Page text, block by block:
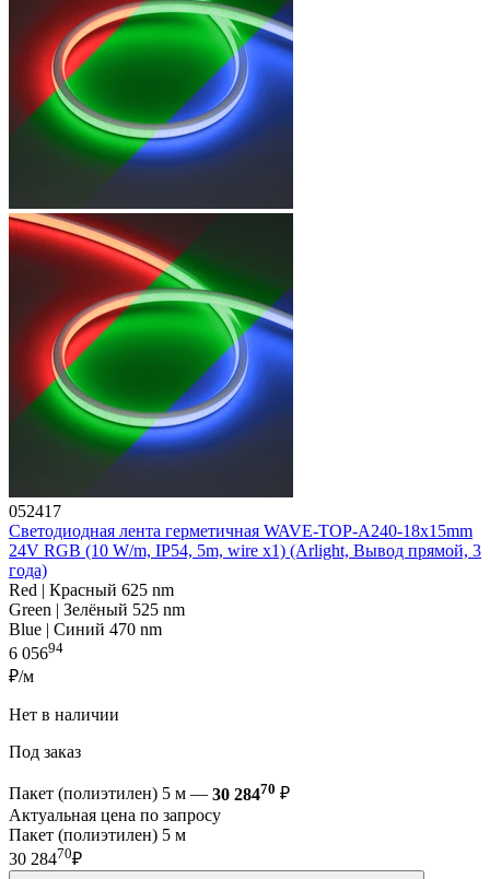
052417
Светодиодная лента герметичная WAVE-TOP-A240-18x15mm
24V RGB (10 W/m, IP54, 5m, wire x1) (Arlight, Вывод прямой, 3
года)
Red | Красный 625 nm
Green | Зелёный 525 nm
Blue | Синий 470 nm
6 05694
₽/м
Нет в наличии
Под заказ
Пакет (полиэтилен) 5 м — 30 28470 ₽
Актуальная цена по запросу
Пакет (полиэтилен) 5 м
30 28470₽